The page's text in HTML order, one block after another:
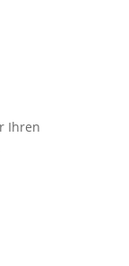
Ihren